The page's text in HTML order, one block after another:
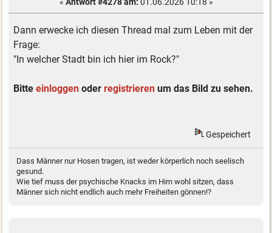
Dann erwecke ich diesen Thread mal zum Leben mit der
Frage:
"In welcher Stadt bin ich hier im Rock?"
Bitteeinloggen oderregistrieren um das Bild zu sehen.
Gespeichert
Dass Männer nur Hosen tragen, ist weder körperlich noch seelisch
gesund.
Wie tief muss der psychische Knacks im Hirn wohl sitzen, dass
Männer sich nicht endlich auch mehr Freiheiten gönnen!?